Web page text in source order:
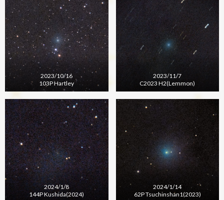
2023/10/16
103P Hartley
2023/11/7
C2023 H2(Lemmon)
2024/1/8
144P Kushida(2024)
2024/1/14
62P Tsuchinshan1(2023)